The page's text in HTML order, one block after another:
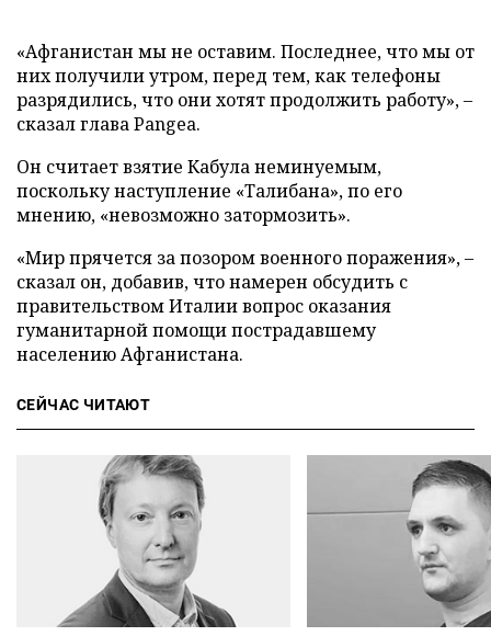
«Афганистан мы не оставим. Последнее, что мы от
них получили утром, перед тем, как телефоны
разрядились, что они хотят продолжить работу», –
сказал глава Pangea.
Он считает взятие Кабула неминуемым,
поскольку наступление «Талибана», по его
мнению, «невозможно затормозить».
«Мир прячется за позором военного поражения», –
сказал он, добавив, что намерен обсудить с
правительством Италии вопрос оказания
гуманитарной помощи пострадавшему
населению Афганистана.
СЕЙЧАС ЧИТАЮТ